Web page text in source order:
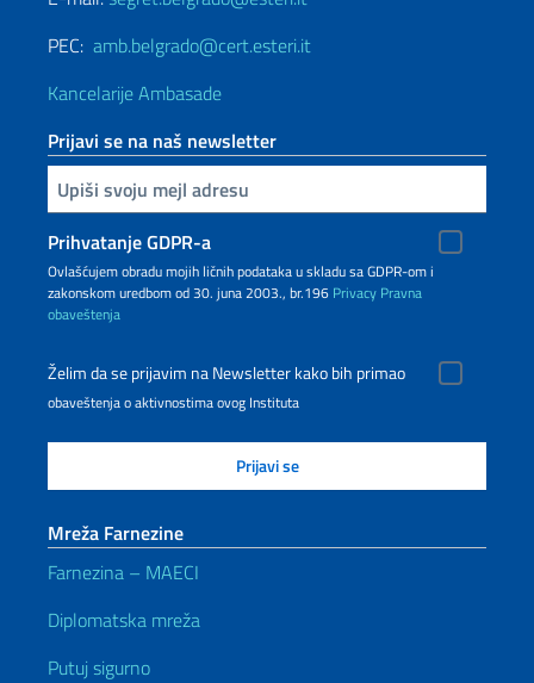
PEC: amb.belgrado@cert.esteri.it
Kancelarije Ambasade
Prijavi se na naš newsletter
Upiši vaš imejl
Prihvatanje GDPR-a
Ovlašćujem obradu mojih ličnih podataka u skladu sa GDPR-om i
zakonskom uredbom od 30. juna 2003., br.196 Privacy Pravna
obaveštenja
Želim da se prijavim na Newsletter kako bih primao
obaveštenja o aktivnostima ovog Instituta
Mreža Farnezine
Farnezina – MAECI
Diplomatska mreža
Putuj sigurno